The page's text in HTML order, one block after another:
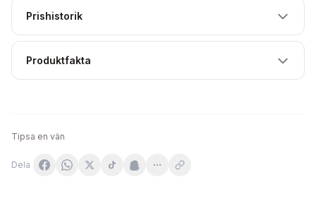
Prishistorik
Produktfakta
Tipsa en vän
Dela